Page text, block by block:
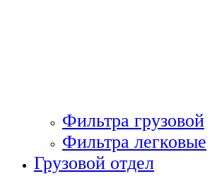
Фильтра грузовой
Фильтра легковые
Грузовой отдел